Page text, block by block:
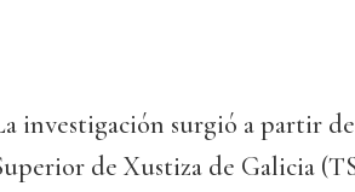
investigación surgió a partir
de Xustiza de Galicia